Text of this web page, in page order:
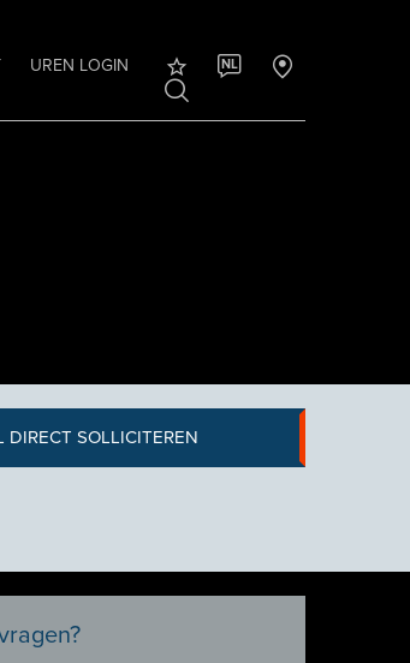
UREN LOGIN
NL
DIRECT SOLLICITEREN